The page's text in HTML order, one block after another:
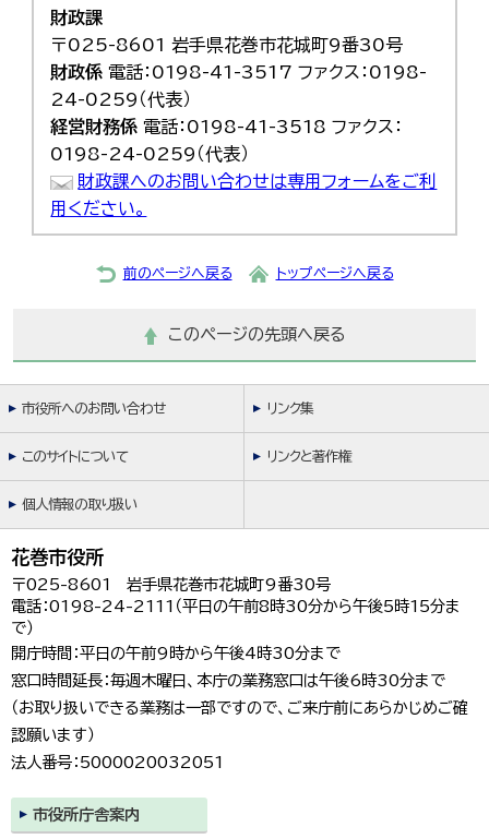
財政課
〒025-8601 岩手県花巻市花城町9番30号
財政係 電話：0198-41-3517 ファクス：0198-
24-0259（代表）
経営財務係 電話：0198-41-3518 ファクス：
0198-24-0259（代表）
財政課へのお問い合わせは専用フォームをご利
用ください。
前のページへ戻る トップページへ戻る
このページの先頭へ戻る
市役所へのお問い合わせ リンク集
このサイトについて リンクと著作権
個人情報の取り扱い
花巻市役所
〒025-8601 岩手県花巻市花城町9番30号
電話：0198-24-2111（平日の午前8時30分から午後5時15分ま
で）
開庁時間：平日の午前9時から午後4時30分まで
窓口時間延長：毎週木曜日、本庁の業務窓口は午後6時30分まで
（お取り扱いできる業務は一部ですので、ご来庁前にあらかじめご確
認願います）
法人番号：5000020032051
市役所庁舎案内